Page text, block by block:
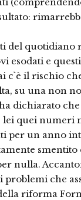
del quotidiano
esodati e
c`è il rischio
su una non
dichiarato
quei numeri
per un anno
smentito
nulla.
che
riforma